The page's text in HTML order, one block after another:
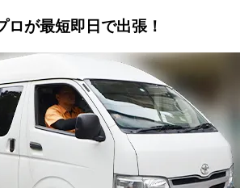
ロが最短即日で出張！